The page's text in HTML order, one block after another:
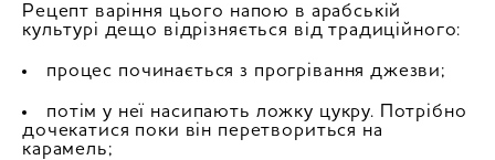
Рецепт варіння цього напою в арабській
культурі дещо відрізняється від традиційного:
процес починається з прогрівання джезви;
потім у неї насипають ложку цукру. Потрібно
дочекатися поки він перетвориться на
карамель;